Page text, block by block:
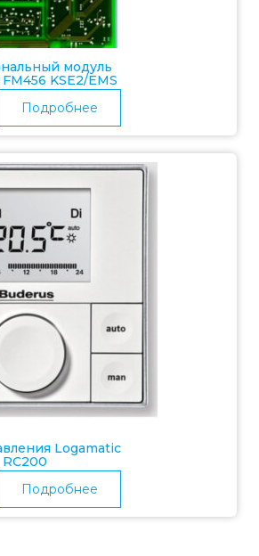
модуль
KSE2/EMS
Подробнее
Logamatic
RC200
Подробнее